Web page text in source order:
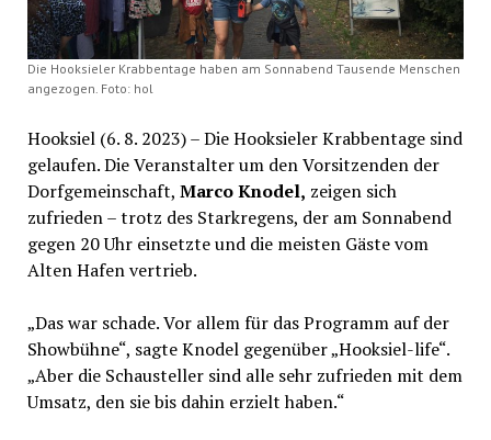
Die Hooksieler Krabbentage haben am Sonnabend Tausende Menschen
angezogen. Foto: hol
Hooksiel (6. 8. 2023) – Die Hooksieler Krabbentage sind
gelaufen. Die Veranstalter um den Vorsitzenden der
Dorfgemeinschaft, Marco Knodel, zeigen sich
zufrieden – trotz des Starkregens, der am Sonnabend
gegen 20 Uhr einsetzte und die meisten Gäste vom
Alten Hafen vertrieb.
„Das war schade. Vor allem für das Programm auf der
Showbühne“, sagte Knodel gegenüber „Hooksiel-life“.
„Aber die Schausteller sind alle sehr zufrieden mit dem
Umsatz, den sie bis dahin erzielt haben.“